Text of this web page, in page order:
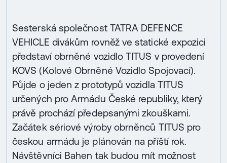
Sesterská společnost TATRA DEFENCE
VEHICLE divákům rovněž ve statické expozici
představí obrněné vozidlo TITUS v provedení
KOVS (Kolové Obrněné Vozidlo Spojovací).
Půjde o jeden z prototypů vozidla TITUS
určených pro Armádu České republiky, který
právě prochází předepsanými zkouškami.
Začátek sériové výroby obrněnců TITUS pro
českou armádu je plánován na příští rok.
Návštěvníci Bahen tak budou mít možnost